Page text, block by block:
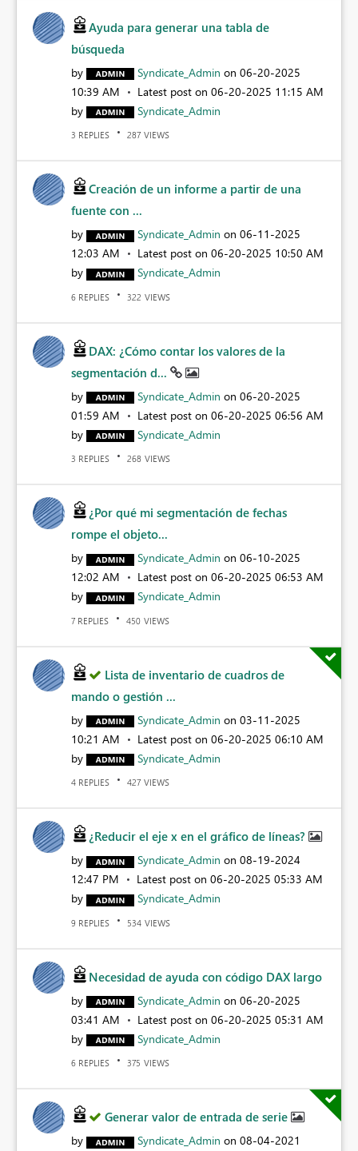
Ayuda para generar una tabla de
búsqueda
by Syndicate_Admin on ‎06-20-2025
10:39 AM
Latest post on ‎06-20-2025 11:15 AM
by
Syndicate_Admin
3 REPLIES 287 VIEWS
Creación de un informe a partir de una
fuente con ...
by Syndicate_Admin on ‎06-11-2025
12:03 AM
Latest post on ‎06-20-2025 10:50 AM
by
Syndicate_Admin
6 REPLIES 322 VIEWS
DAX: ¿Cómo contar los valores de la
segmentación d...
by Syndicate_Admin on ‎06-20-2025
01:59 AM
Latest post on ‎06-20-2025 06:56 AM
by
Syndicate_Admin
3 REPLIES 268 VIEWS
¿Por qué mi segmentación de fechas
rompe el objeto...
by Syndicate_Admin on ‎06-10-2025
12:02 AM
Latest post on ‎06-20-2025 06:53 AM
by
Syndicate_Admin
7 REPLIES 450 VIEWS
Lista de inventario de cuadros de
mando o gestión ...
by Syndicate_Admin on ‎03-11-2025
10:21 AM
Latest post on ‎06-20-2025 06:10 AM
by
Syndicate_Admin
4 REPLIES 427 VIEWS
¿Reducir el eje x en el gráfico de líneas?
by Syndicate_Admin on ‎08-19-2024
12:47 PM
Latest post on ‎06-20-2025 05:33 AM
by
Syndicate_Admin
9 REPLIES 534 VIEWS
Necesidad de ayuda con código DAX largo
by Syndicate_Admin on ‎06-20-2025
03:41 AM
Latest post on ‎06-20-2025 05:31 AM
by
Syndicate_Admin
6 REPLIES 375 VIEWS
Generar valor de entrada de serie
by Syndicate_Admin on ‎08-04-2021